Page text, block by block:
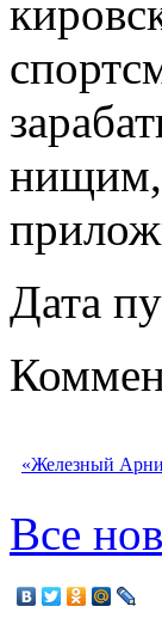
нищим,
Дата
«Железный
Все